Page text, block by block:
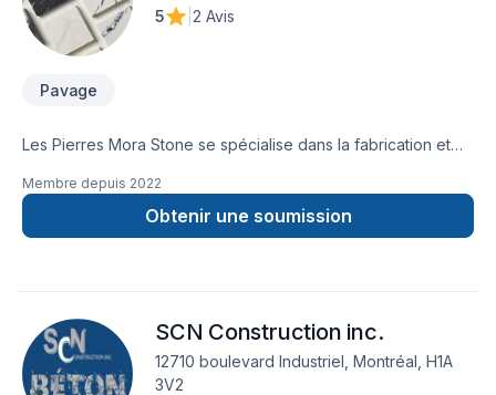
5 2 Avis
Pavage
Les Pierres Mora Stone se spécialise dans la fabrication et
qualité. Grâce à notre savoir faire expert et à l'utilisation de
matériaux haut gamme, nous offrons des surfaces durable,
élégantes et sur mesure pour les espaces résidentiels et
Membre depuis 2022
Obtenir une soumission
SCN Construction inc.
12710 boulevard Industriel, Montréal, H1A
3V2